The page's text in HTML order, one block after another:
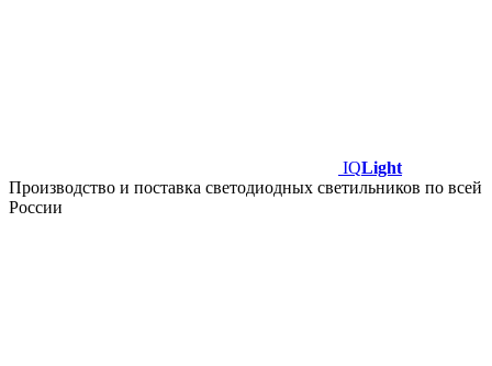
IQLight
Производство и поставка светодиодных светильников по всей
России